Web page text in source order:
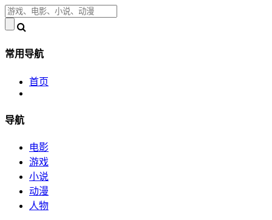
常用导航
首页
导航
电影
游戏
小说
动漫
人物